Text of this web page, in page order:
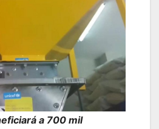
a 700 mil